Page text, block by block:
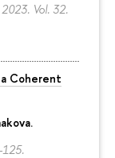
Vol. 32.
Coherent
.
125.